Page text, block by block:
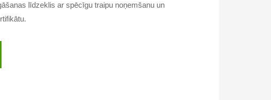
līdzeklis ar spēcīgu traipu noņemšanu un